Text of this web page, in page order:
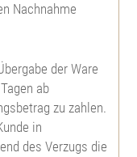
Nachnahme
der Ware
ab
zu zahlen.
in
des Verzugs die